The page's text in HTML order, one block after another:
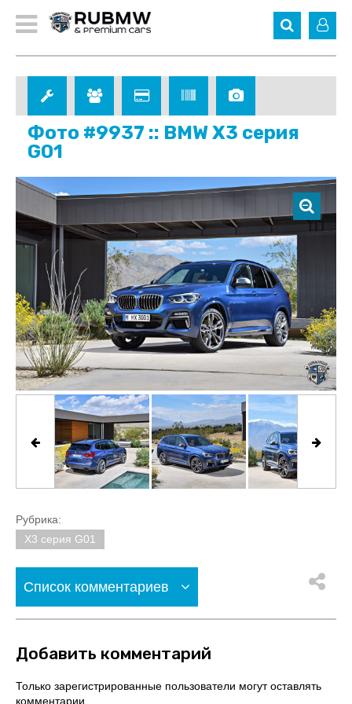
Фото #9937 :: BMW X3 серия
G01
Рубрика:
X3 серия G01
Список комментариев
Добавить комментарий
Только зарегистрированные пользователи могут оставлять
комментарии.